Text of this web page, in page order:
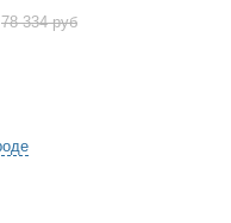
78 334 руб